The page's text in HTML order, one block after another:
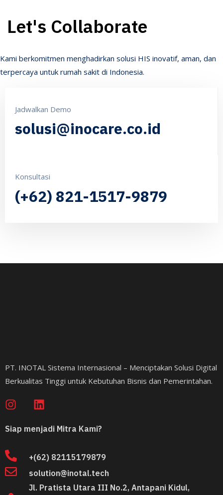
Let's Collaborate
Kami berkomitmen menghadirkan solusi HIS inovatif, aman, dan
terpercaya untuk rumah sakit di Indonesia.
Jadwalkan Demo
solusi@inocare.co.id
Konsultasi
(+62) 821-1517-9879
PT. INOTAL Sistema Internasional – Menciptakan Solusi Digital
Berkualitas Tinggi untuk Kebutuhan Bisnis dan Pemerintahan.
Siap menjadi Mitra Kami?
+(62) 82115179879​
solution@inotal.tech
Jl. Pratista Utara III No.2, Antapani Kidul,